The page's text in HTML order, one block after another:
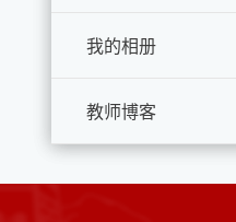
我的相册
教师博客